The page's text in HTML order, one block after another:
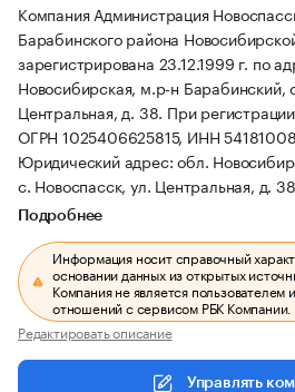
Компания Администрация
Барабинского района
зарегистрирована 23.12.1999 г. по
Новосибирская, м.р-н Барабинский,
Центральная, д. 38. При
ОГРН 1025406625815, ИНН
Юридический адрес: обл.
с. Новоспасск, ул. Центральная, д.
Подробнее
Информация носит справочный
основании данных из открытых
Компания не является пользователем
отношений с сервисом РБК Компании.
Редактировать описание
Управлять